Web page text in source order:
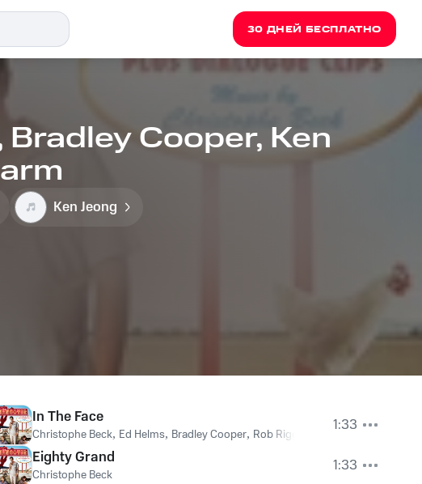
30 ДНЕЙ БЕСПЛАТНО
Cooper, Ken
Ken Jeong
In The Face
Christophe Beck, Ed Helms, Bradley Cooper, Rob Riggle
1:33
Eighty Grand
Christophe Beck
1:33